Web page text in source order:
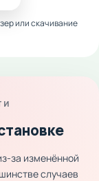
или скачивание
за изменённой
случаев